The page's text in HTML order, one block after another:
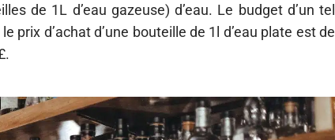
de 1L d’eau gazeuse) d’eau. Le budget d’un tel
prix d’achat d’une bouteille de 1l d’eau plate est de